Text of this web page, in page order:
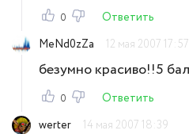
0
Ответить
MeNd0zZa
12 мая 2007 17:57
безумно красиво!!5
0
Ответить
werter
14 мая 2007 18:39